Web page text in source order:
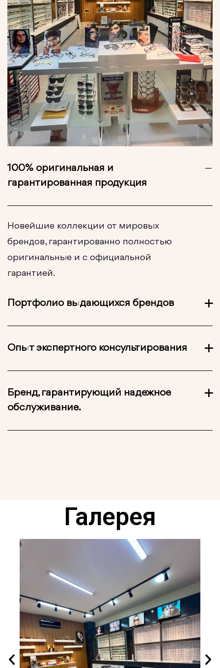
100% оригинальная и
гарантированная продукция
Новейшие коллекции от мировых
брендов, гарантированно полностью
оригинальные и с официальной
гарантией.
Портфолио выдающихся брендов
Опыт экспертного консультирования
Бренд, гарантирующий надежное
обслуживание.
Галерея